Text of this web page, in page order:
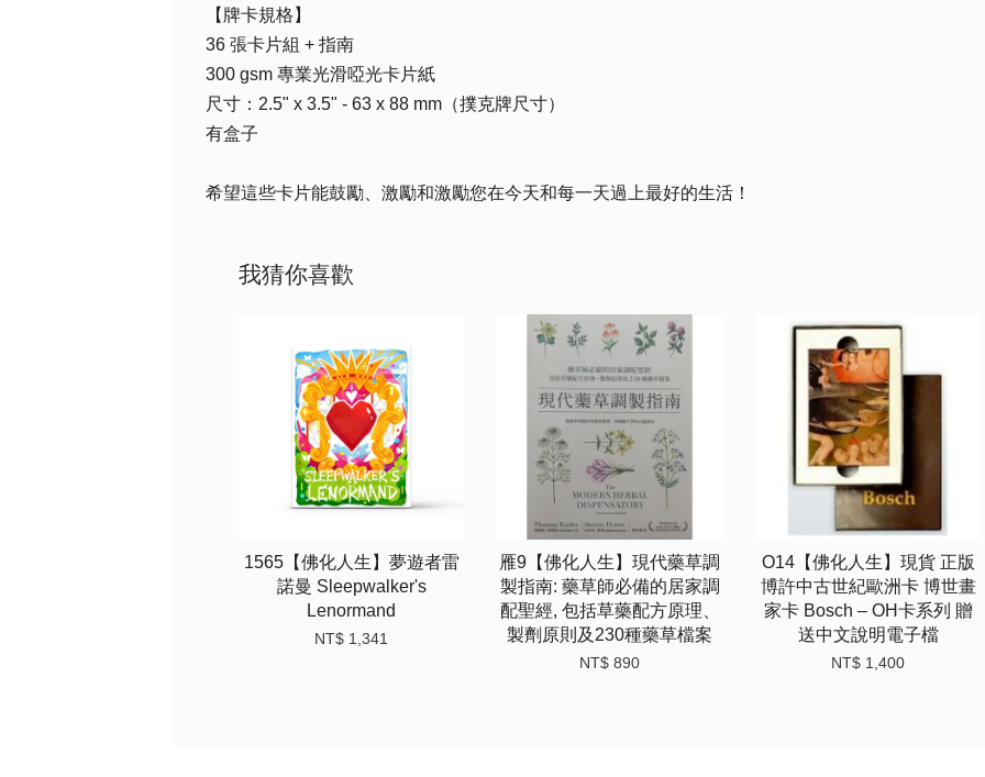
【牌卡規格】
36 張卡片組 + 指南
300 gsm 專業光滑啞光卡片紙
尺寸：2.5" x 3.5" - 63 x 88 mm（撲克牌尺寸）
有盒子
希望這些卡片能鼓勵、激勵和激勵您在今天和每一天過上最好的生活！
我猜你喜歡
1565【佛化人生】夢遊者雷
諾曼 Sleepwalker's
Lenormand
NT$ 1,341
雁9【佛化人生】現代藥草調
製指南: 藥草師必備的居家調
配聖經, 包括草藥配方原理、
製劑原則及230種藥草檔案
NT$ 890
O14【佛化人生】現貨 正版
博許中古世紀歐洲卡 博世畫
家卡 Bosch – OH卡系列 贈
送中文說明電子檔
NT$ 1,400